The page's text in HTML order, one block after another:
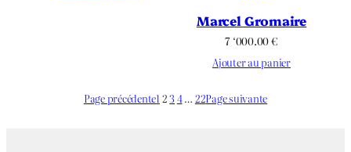
Marcel Gromaire
7 ‘000.00€
Ajouter au panier
Page précédente123 4… 22Page suivante